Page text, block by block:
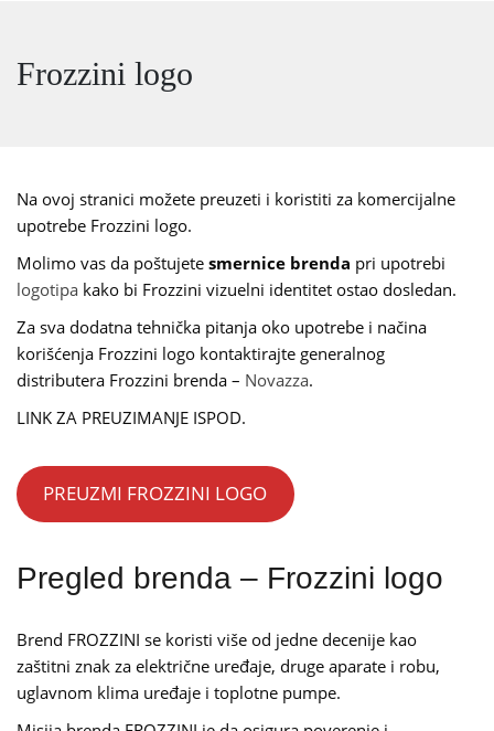
Frozzini logo
Na ovoj stranici možete preuzeti i koristiti za komercijalne
upotrebe Frozzini logo.
Molimo vas da poštujete smernice brenda pri upotrebi
logotipa kako bi Frozzini vizuelni identitet ostao dosledan.
Za sva dodatna tehnička pitanja oko upotrebe i načina
korišćenja Frozzini logo kontaktirajte generalnog
distributera Frozzini brenda – Novazza.
LINK ZA PREUZIMANJE ISPOD.
PREUZMI FROZZINI LOGO
Pregled brenda – Frozzini logo
Brend FROZZINI se koristi više od jedne decenije kao
zaštitni znak za električne uređaje, druge aparate i robu,
uglavnom klima uređaje i toplotne pumpe.